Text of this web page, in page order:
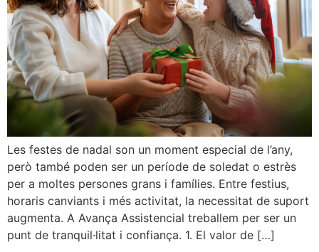
Les festes de nadal son un moment especial de l’any,
però també poden ser un període de soledat o estrès
per a moltes persones grans i famílies. Entre festius,
horaris canviants i més activitat, la necessitat de suport
augmenta. A Avança Assistencial treballem per ser un
punt de tranquil·litat i confiança. 1. El valor de […]